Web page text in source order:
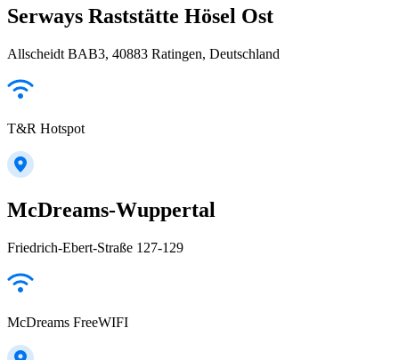
Serways Raststätte Hösel Ost
Allscheidt BAB3, 40883 Ratingen, Deutschland
T&R Hotspot
McDreams-Wuppertal
Friedrich-Ebert-Straße 127-129
McDreams FreeWIFI